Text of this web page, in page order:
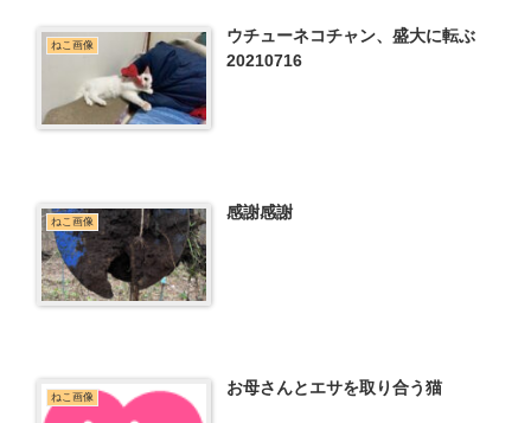
ねこ画像
ウチューネコチャン、盛大に転ぶ
20210716
ねこ画像 感謝感謝
ねこ画像 お母さんとエサを取り合う猫